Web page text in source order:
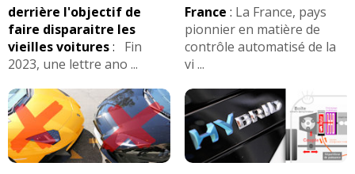
derrière l'objectif de
faire disparaitre les
vieilles voitures:
Fin
2023, une lettre ano ...
France : La France, pays
pionnier en matière de
contrôle automatisé de la
vi ...